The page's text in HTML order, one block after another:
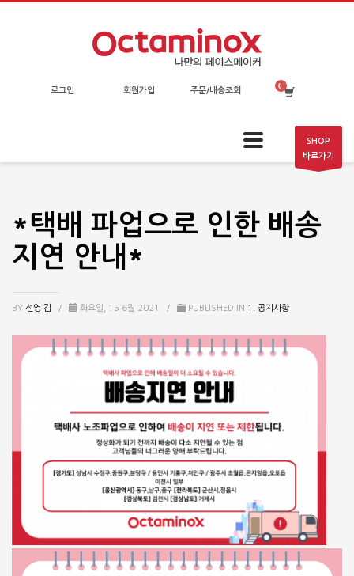
로그인 회원가입 주문/배송조회
SHOP
바로가기
*택배 파업으로 인한 배송
지연 안내*
BY 선영 김 / 화요일, 15 6월 2021 / PUBLISHED IN 1. 공지사항